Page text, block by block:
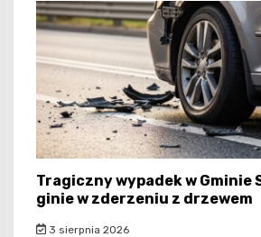
Tragiczny wypadek w Gminie
ginie w zderzeniu z drzewem
3 sierpnia 2026